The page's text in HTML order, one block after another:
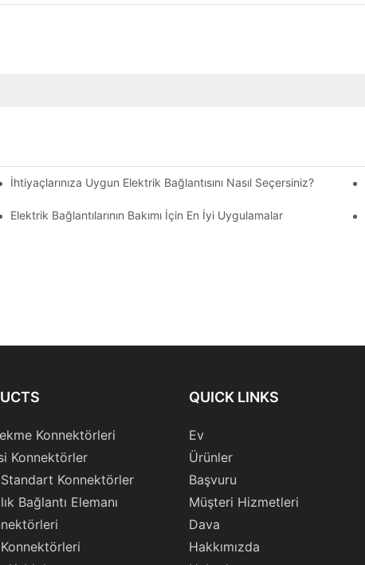
İhtiyaçlarınıza Uygun Elektrik Bağlantısını Nasıl Seçersiniz?
Elektrik Bağlantılarının Bakımı İçin En İyi Uygulamalar
Konnektörleri
Konnektörler
Konnektörler
Bağlantı Elemanı
QUICK LINKS
Ev
Ürünler
Başvuru
Müşteri Hizmetleri
Dava
Hakkımızda